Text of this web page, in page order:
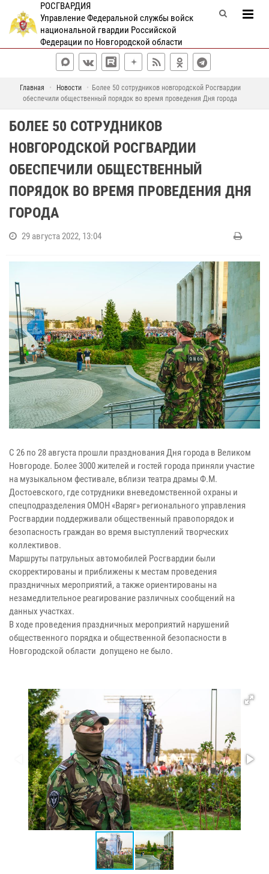
РОСГВАРДИЯ
Управление Федеральной службы войск
национальной гвардии Российской
Федерации по Новгородской области
Главная Новости
Более 50 сотрудников новгородской Росгвардии
обеспечили общественный порядок во время проведения Дня города
БОЛЕЕ 50 СОТРУДНИКОВ
НОВГОРОДСКОЙ РОСГВАРДИИ
ОБЕСПЕЧИЛИ ОБЩЕСТВЕННЫЙ
ПОРЯДОК ВО ВРЕМЯ ПРОВЕДЕНИЯ ДНЯ
ГОРОДА
29 августа 2022, 13:04
С 26 по 28 августа прошли празднования Дня города в Великом
Новгороде. Более 3000 жителей и гостей города приняли участие
на музыкальном фестивале, вблизи театра драмы Ф.М.
Достоевского, где сотрудники вневедомственной охраны и
спецподразделения ОМОН «Варяг» регионального управления
Росгвардии поддерживали общественный правопорядок и
безопасность граждан во время выступлений творческих
коллективов.
Маршруты патрульных автомобилей Росгвардии были
скорректированы и приближены к местам проведения
праздничных мероприятий, а также ориентированы на
незамедлительное реагирование различных сообщений на
данных участках.
В ходе проведения праздничных мероприятий нарушений
общественного порядка и общественной безопасности в
Новгородской области допущено не было.